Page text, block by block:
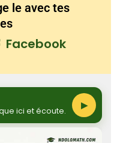
le avec tes
Facebook
ici et écoute. ▶